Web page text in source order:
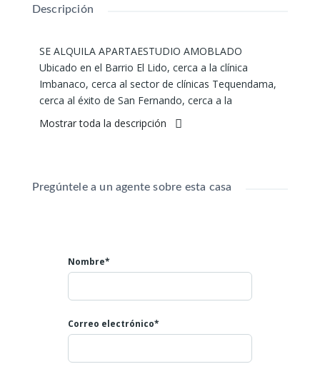
Descripción
SE ALQUILA APARTAESTUDIO AMOBLADO
Ubicado en el Barrio El Lido, cerca a la clínica
Imbanaco, cerca al sector de clínicas Tequendama,
cerca al éxito de San Fernando, cerca a la
Universidad Libre, excelente ubicación.
Ideal para personas que trabajen en el área de la
2 ambientes
Valor: $1.700.000 con los servicios incluidos
Mayores informes:
Teléfono: 602 4007808
Celulares: 304 2091591
Mostrar toda la descripción
Pregúntele a un agente sobre esta casa
Nombre*
Correo electrónico*